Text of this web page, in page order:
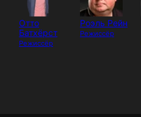
Отто
Батхёрст
Режиссёр
Роэль Рейн
Режиссёр